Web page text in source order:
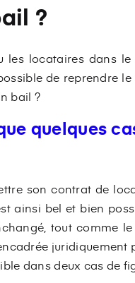
?
locataires dans
de reprendre le
bail ?
quelques
son contrat de
ainsi bel et bien
tout comme
juridiquement
dans deux cas de